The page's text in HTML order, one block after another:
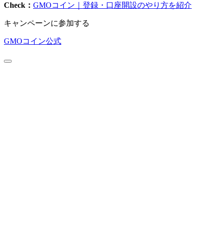
Check： GMOコイン｜登録・口座開設のやり方を紹介
キャンペーンに参加する
GMOコイン公式